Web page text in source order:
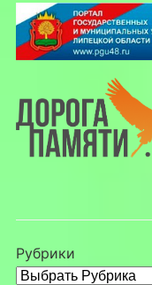
Рубрики